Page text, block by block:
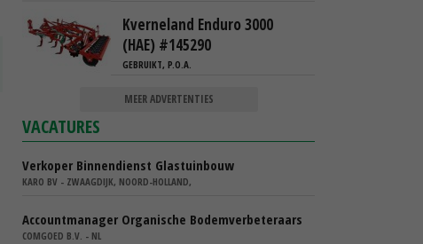
Kverneland Enduro 3000
(HAE) #145290
GEBRUIKT, P.O.A.
MEER ADVERTENTIES
VACATURES
Verkoper Binnendienst Glastuinbouw
KARO BV - ZWAAGDIJK, NOORD-HOLLAND,
Accountmanager Organische Bodemverbeteraars
COMGOED B.V. - NL